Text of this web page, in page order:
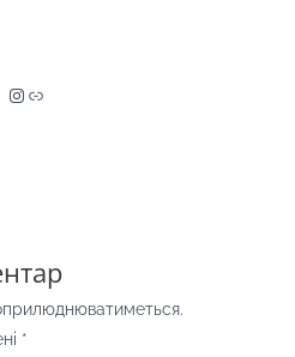
Instagram Link
*